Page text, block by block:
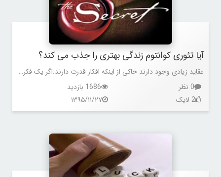
آیا تئوری کوانتوم زندگی بهتری را جذب می کند؟
عقاید زیادی وجود دارند حاکی از اینکه افکار قدرت دارند.اگر یک فکر از ذهن شما عبور کند به طور بالقوه امکان تاثیر بر واقعیت زندگی شما را دارد
0 نظر
1686 بازدید
2 لایک
۱۳۹۵/۱۱/۲۷